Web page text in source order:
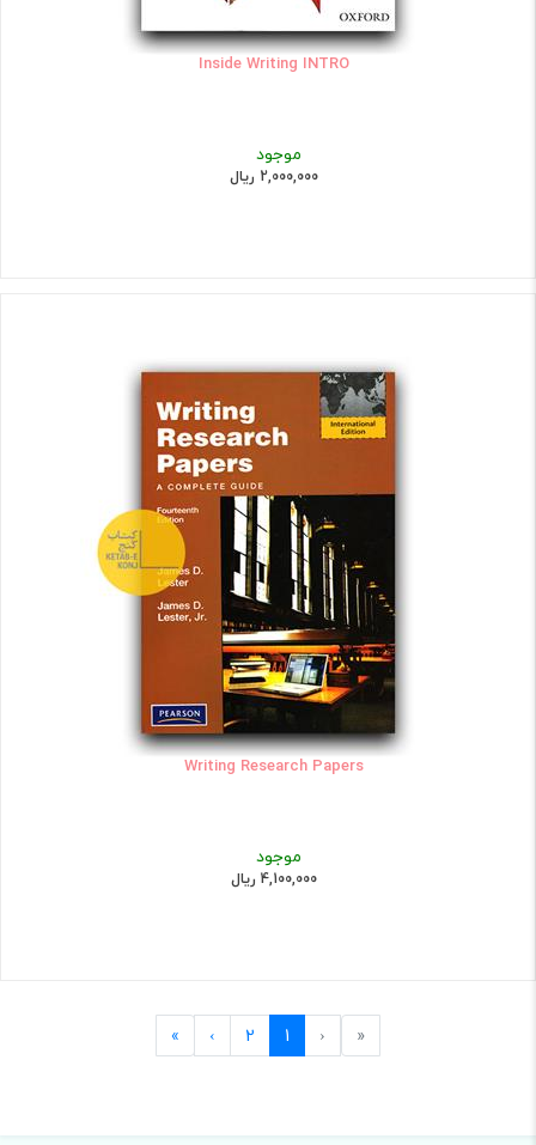
Inside Writing INTRO
موجود
2,000,000 ریال
Writing Research Papers
موجود
4,100,000 ریال
«
First
‹
Previous
1
2
›
Next
»